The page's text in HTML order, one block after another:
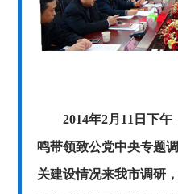
2014年2月 11 日下午
鸣带领致公党中央专题
关建设情况来我市调研